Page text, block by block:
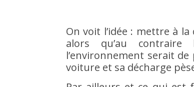
On voit l’idée : mettre à la
alors qu’au
l’environnement serait
voiture et sa décharge